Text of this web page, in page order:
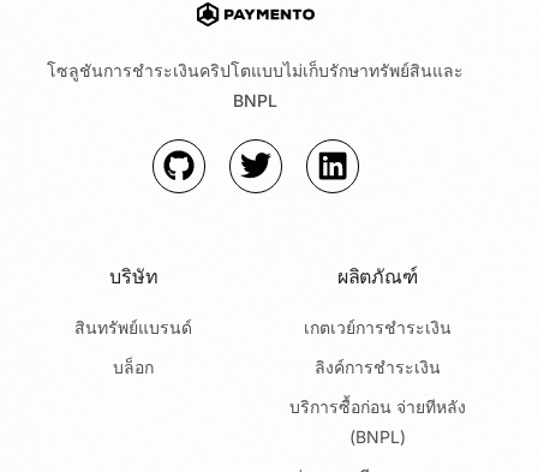
โซลูชันการชำระเงินคริปโตแบบไม่เก็บรักษาทรัพย์สินและ
BNPL
บริษัท
สินทรัพย์แบรนด์
บล็อก
ผลิตภัณฑ์
เกตเวย์การชำระเงิน
ลิงค์การชำระเงิน
บริการซื้อก่อน จ่ายทีหลัง
(BNPL)